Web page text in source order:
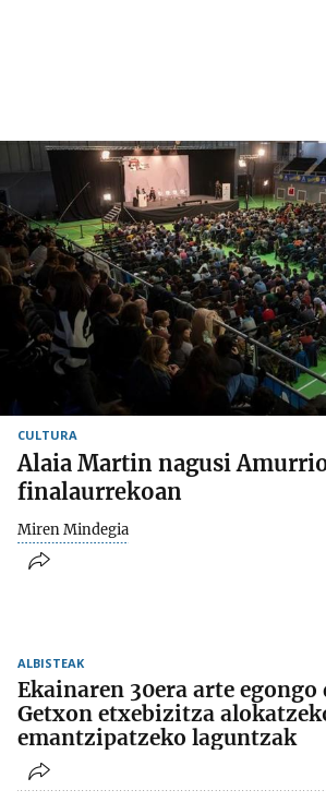
CULTURA
Alaia Martin nagusi
finalaurrekoan
Miren Mindegia
ALBISTEAK
Ekainaren 30era arte egongo
Getxon etxebizitza
emantzipatzeko laguntzak